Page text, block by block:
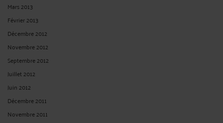
Mars 2013
Février 2013
Décembre 2012
Novembre 2012
Septembre 2012
Juillet 2012
Juin 2012
Décembre 2011
Novembre 2011